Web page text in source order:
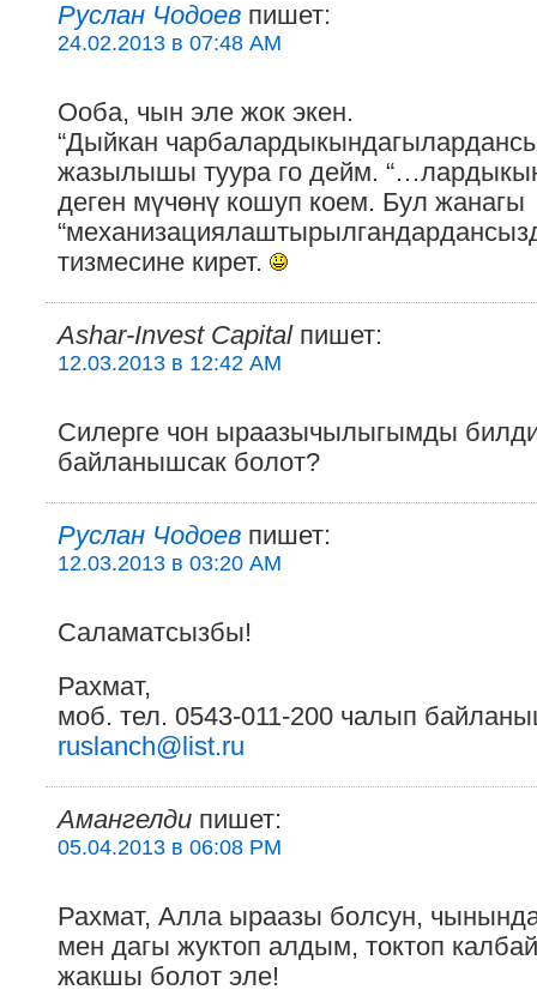
Руслан Чодоев пишет:
24.02.2013 в 07:48 AM
Ооба, чын эле жок экен.
“Дыйкан
жазылышы туура го дейм.
деген мүчөнү кошуп коем. Бул жанагы
тизмесине кирет.
Ashar-Invest Capitalпишет:
12.03.2013 в 12:42 AM
Силерге чон ыраазычылыгымды
байланышсак болот?
Руслан Чодоев пишет:
12.03.2013 в 03:20 AM
Саламатсызбы!
Рахмат,
моб. тел. 0543-011-200 чалып
ruslanch@list.ru
Амангелди пишет:
05.04.2013 в 06:08 PM
Рахмат, Алла ыраазы болсун,
мен дагы жуктоп алдым, токтоп
жакшы болот эле!